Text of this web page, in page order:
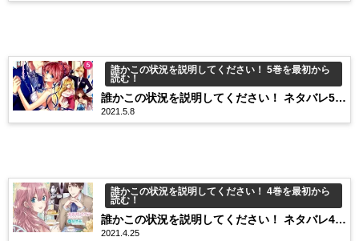
誰かこの状況を説明してください！ 5巻を最初から
読む！
誰かこの状況を説明してください！ ネタバレ5巻
27話 戦争勝利！旦那様のご帰還です…！
2021.5.8
誰かこの状況を説明してください！ 4巻を最初から
読む！
誰かこの状況を説明してください！ ネタバレ4巻
21話 二人でデート仕切り直しです！
2021.4.25